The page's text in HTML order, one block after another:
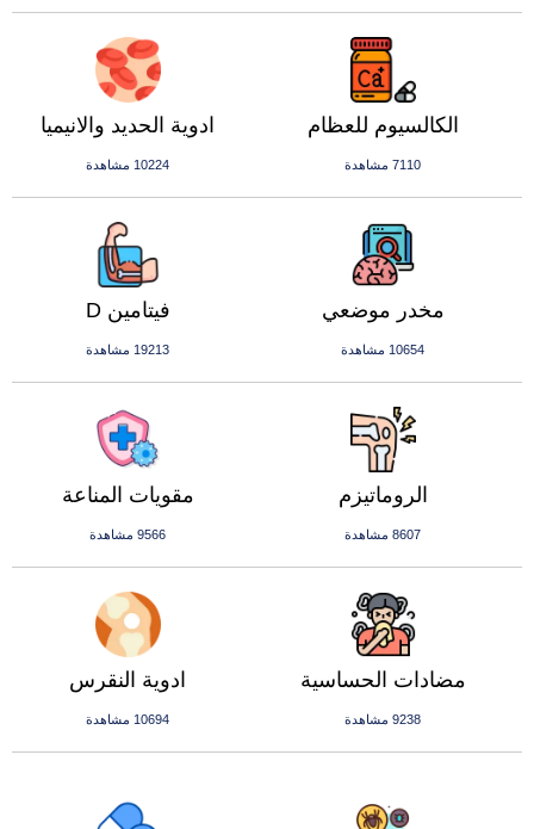
ادوية الحديد والانيميا
10224 مشاهدة
الكالسيوم للعظام
7110 مشاهدة
فيتامين D
19213 مشاهدة
مخدر موضعي
10654 مشاهدة
مقويات المناعة
9566 مشاهدة
الروماتيزم
8607 مشاهدة
ادوية النقرس
10694 مشاهدة
مضادات الحساسية
9238 مشاهدة